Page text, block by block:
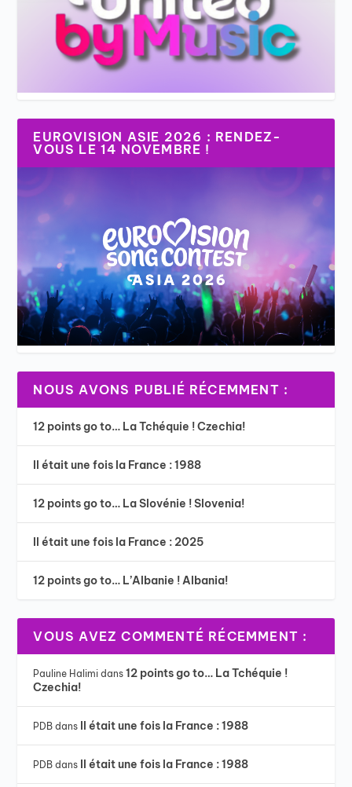
EUROVISION ASIE 2026 : RENDEZ-
VOUS LE 14 NOVEMBRE !
NOUS AVONS PUBLIÉ RÉCEMMENT :
12 points go to… La Tchéquie ! Czechia!
Il était une fois la France : 1988
12 points go to… La Slovénie ! Slovenia!
Il était une fois la France : 2025
12 points go to… L’Albanie ! Albania!
VOUS AVEZ COMMENTÉ RÉCEMMENT :
Pauline Halimi dans12 points go to… La Tchéquie !
Czechia!
PDB dans Il était une fois la France : 1988
PDB dans Il était une fois la France : 1988